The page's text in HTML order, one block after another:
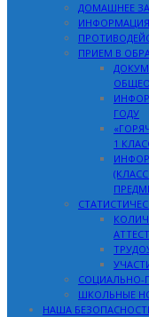
ДОМАШНЕЕ
ПРИЕМ В
ГОДУ
1
СОЦИАЛЬНО-
ШКОЛЬНЫЕ
НАША